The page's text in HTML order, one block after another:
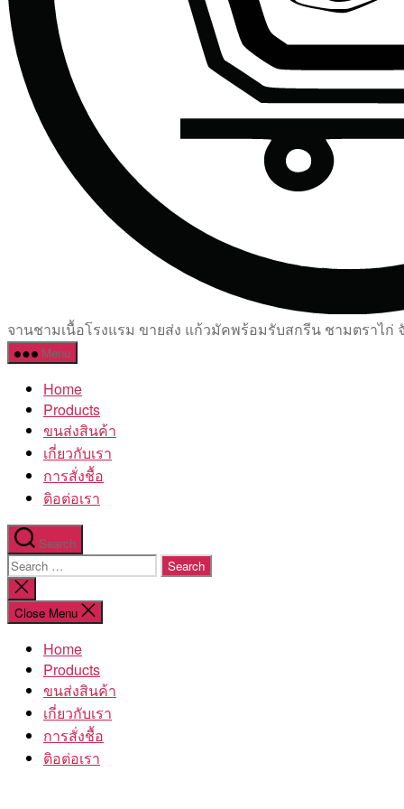
จานชามเนื้อโรงแรม ขายส่ง แก้วมัคพร้อมรับสกรีน ชามตราไก่
Menu
Home
Products
ขนส่งสินค้า
เกี่ยวกับเรา
การสั่งชื้อ
ติอต่อเรา
Search
Search
for:
Close
search
Close Menu
Home
Products
ขนส่งสินค้า
เกี่ยวกับเรา
การสั่งชื้อ
ติอต่อเรา